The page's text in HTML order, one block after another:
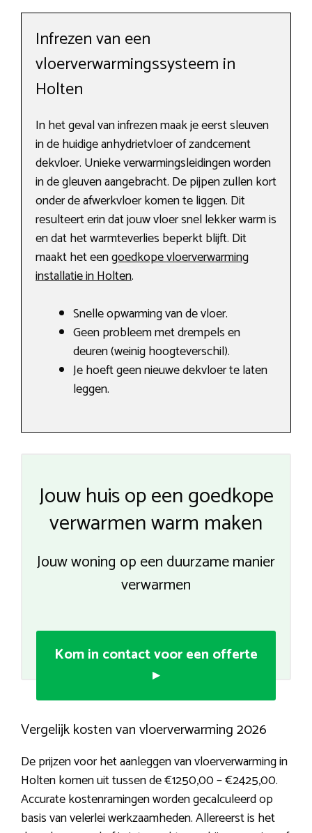
Infrezen van een
vloerverwarmingssysteem in
Holten
In het geval van infrezen maak je eerst sleuven
in de huidige anhydrietvloer of zandcement
dekvloer. Unieke verwarmingsleidingen worden
in de gleuven aangebracht. De pijpen zullen kort
onder de afwerkvloer komen te liggen. Dit
resulteert erin dat jouw vloer snel lekker warm is
en dat het warmteverlies beperkt blijft. Dit
maakt het eengoedkope vloerverwarming
installatie in Holten.
Snelle opwarming van de vloer.
Geen probleem met drempels en
deuren (weinig hoogteverschil).
Je hoeft geen nieuwe dekvloer te laten
leggen.
Jouw huis op een goedkope
verwarmen warm maken
Jouw woning op een duurzame manier
verwarmen
Kom in contact voor een offerte
▸
Vergelijk kosten van vloerverwarming 2026
De prijzen voor het aanleggen van vloerverwarming in
Holten komen uit tussen de €1250,00 – €2425,00.
Accurate kostenramingen worden gecalculeerd op
basis van velerlei werkzaamheden. Allereerst is het